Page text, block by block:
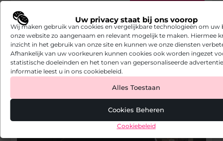
Uw privacy staat bij ons voorop
Wij maken gebruik van cookies en vergelijkbare technologieën om uw
onze website zo aangenaam en relevant mogelijk te maken. Hiermee
inzicht in het gebruik van onze site en kunnen we onze diensten
Afhankelijk van uw voorkeuren kunnen cookies ook worden ingezet
statistische doeleinden en het tonen van gepersonaliseerde
informatie leest u in ons cookiebeleid.
Alles Toestaan
Cookies Beheren
Cookiebeleid